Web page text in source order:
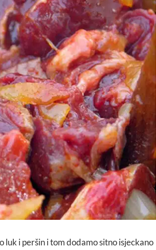
luk i peršin i tom dodamo sitno isjeckano